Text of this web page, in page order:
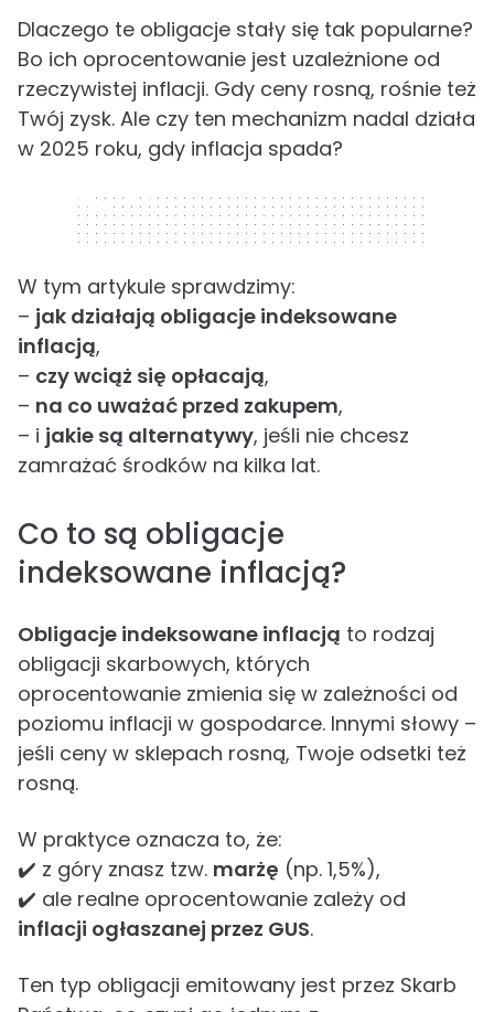
Dlaczego te obligacje stały się tak popularne?
Bo ich oprocentowanie jest uzależnione od
rzeczywistej inflacji. Gdy ceny rosną, rośnie też
Twój zysk. Ale czy ten mechanizm nadal działa
w 2025 roku, gdy inflacja spada?
320 x 50
W tym artykule sprawdzimy:
– jak działają obligacje indeksowane
inflacją,
– czy wciąż się opłacają,
– na co uważać przed zakupem,
– i jakie są alternatywy, jeśli nie chcesz
zamrażać środków na kilka lat.
Co to są obligacje
indeksowane inflacją?
Obligacje indeksowane inflacją to rodzaj
obligacji skarbowych, których
oprocentowanie zmienia się w zależności od
poziomu inflacji w gospodarce. Innymi słowy –
jeśli ceny w sklepach rosną, Twoje odsetki też
rosną.
W praktyce oznacza to, że:
✔️ z góry znasz tzw. marżę (np. 1,5%),
✔️ ale realne oprocentowanie zależy od
inflacji ogłaszanej przez GUS.
Ten typ obligacji emitowany jest przez Skarb